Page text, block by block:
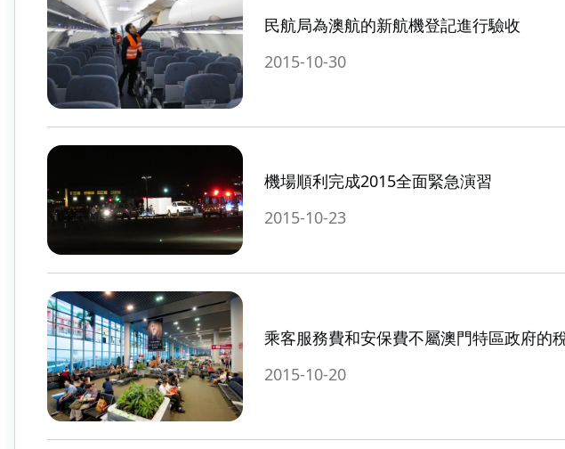
民航局為澳航的新航機登記進行驗收
2015-10-30
機場順利完成2015全面緊急演習
2015-10-23
乘客服務費和安保費不屬澳門特區政府的
2015-10-20